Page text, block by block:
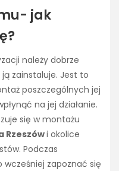
jak
należy dobrze
zainstaluje. Jest to
poszczególnych jej
na jej działanie.
się w montażu
Rzeszówi okolice
Podczas
zapoznać się